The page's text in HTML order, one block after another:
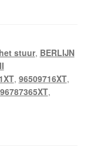
stuur, BERLIJN
, 96509716XT,
96787365XT,